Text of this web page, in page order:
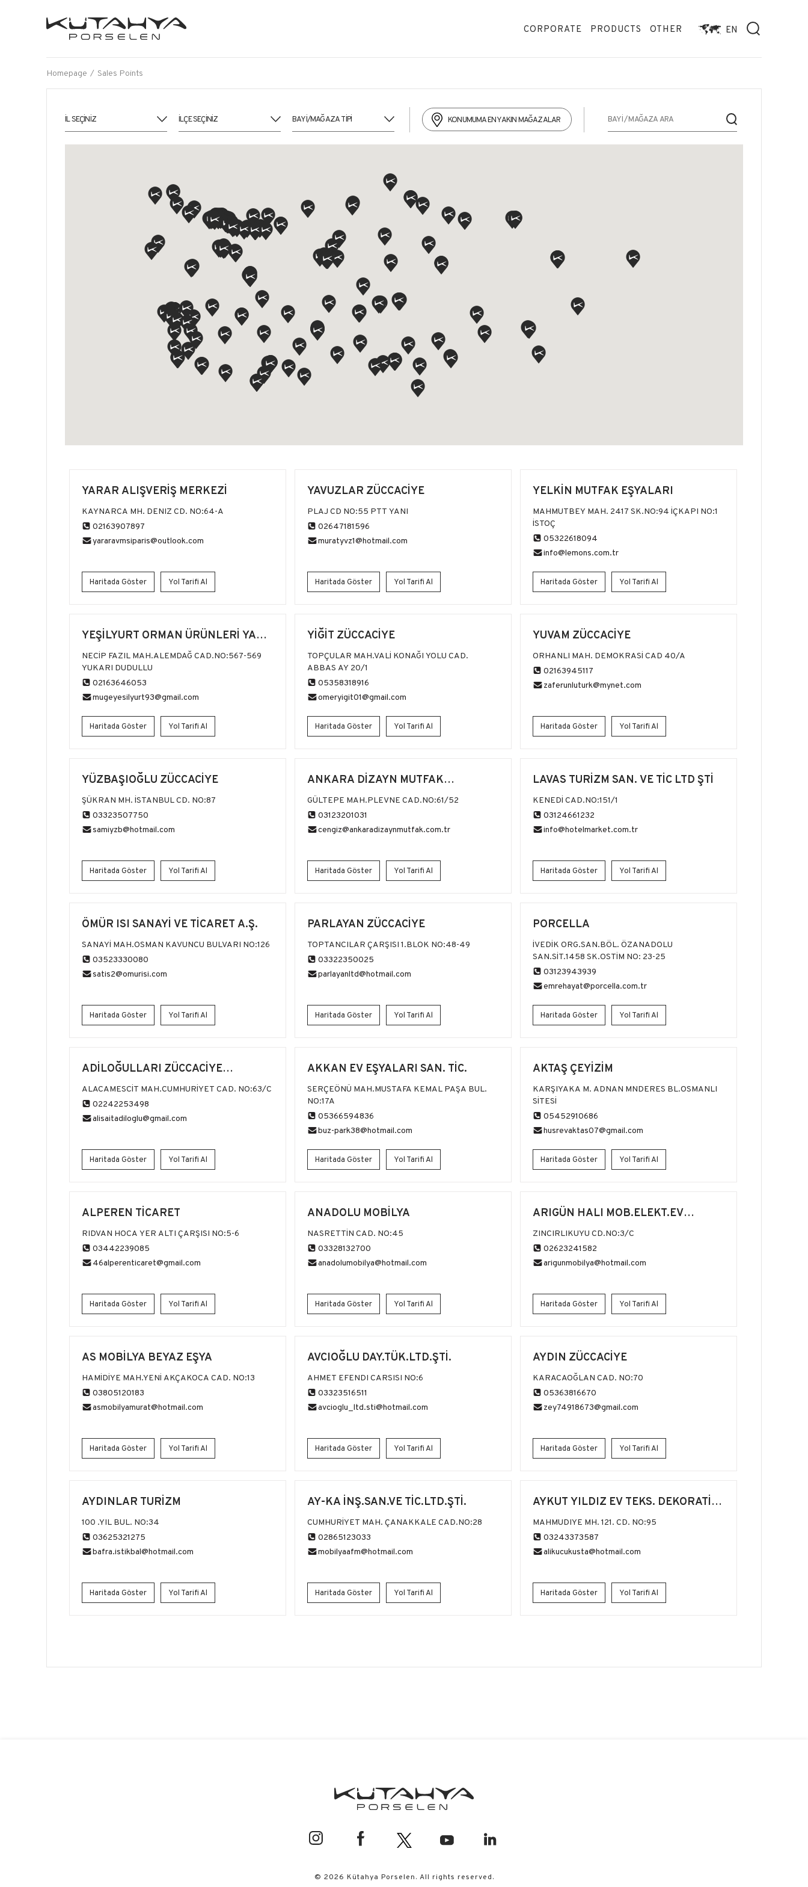
CORPORATE PRODUCTS OTHER EN
Homepage Sales Points
KONUMUMA EN YAKIN MAĞAZALAR
YARAR ALIŞVERİŞ MERKEZİ
KAYNARCA MH. DENIZ CD. NO:64-A
02163907897
yararavmsiparis@outlook.com
Haritada Göster Yol Tarifi Al
YAVUZLAR ZÜCCACİYE
PLAJ CD NO:55 PTT YANI
02647181596
muratyvz1@hotmail.com
Haritada Göster Yol Tarifi Al
YELKİN MUTFAK EŞYALARI
MAHMUTBEY MAH. 2417 SK.NO:94 İÇKAPI NO:1
İSTOÇ
05322618094
info@lemons.com.tr
Haritada Göster Yol Tarifi Al
YEŞİLYURT ORMAN ÜRÜNLERİ YAPI
MALZ.
NECİP FAZIL MAH.ALEMDAĞ CAD.NO:567-569
YUKARI DUDULLU
02163646053
mugeyesilyurt93@gmail.com
Haritada Göster Yol Tarifi Al
YİĞİT ZÜCCACİYE
TOPÇULAR MAH.VALİ KONAĞI YOLU CAD.
ABBAS AY 20/1
05358318916
omeryigit01@gmail.com
Haritada Göster Yol Tarifi Al
YUVAM ZÜCCACİYE
ORHANLI MAH. DEMOKRASİ CAD 40/A
02163945117
zaferunluturk@mynet.com
Haritada Göster Yol Tarifi Al
YÜZBAŞIOĞLU ZÜCCACİYE
ŞÜKRAN MH. İSTANBUL CD. NO:87
03323507750
samiyzb@hotmail.com
Haritada Göster Yol Tarifi Al
ANKARA DİZAYN MUTFAK
EKİPMANLARI
GÜLTEPE MAH.PLEVNE CAD.NO:61/52
03123201031
cengiz@ankaradizaynmutfak.com.tr
Haritada Göster Yol Tarifi Al
LAVAS TURİZM SAN. VE TİC LTD ŞTİ
KENEDİ CAD.NO:151/1
03124661232
info@hotelmarket.com.tr
Haritada Göster Yol Tarifi Al
ÖMÜR ISI SANAYİ VE TİCARET A.Ş.
SANAYİ MAH.OSMAN KAVUNCU BULVARI NO:126
03523330080
satis2@omurisi.com
Haritada Göster Yol Tarifi Al
PARLAYAN ZÜCCACİYE
TOPTANCILAR ÇARŞISI 1.BLOK NO:48-49
03322350025
parlayanltd@hotmail.com
Haritada Göster Yol Tarifi Al
PORCELLA
İVEDİK ORG.SAN.BÖL. ÖZANADOLU
SAN.SİT.1458 SK.OSTİM NO: 23-25
03123943939
emrehayat@porcella.com.tr
Haritada Göster Yol Tarifi Al
ADİLOĞULLARI ZÜCCACİYE
MAĞAZALARI
ALACAMESCİT MAH.CUMHURİYET CAD. NO:63/C
02242253498
alisaitadiloglu@gmail.com
Haritada Göster Yol Tarifi Al
AKKAN EV EŞYALARI SAN. TİC.
SERÇEÖNÜ MAH.MUSTAFA KEMAL PAŞA BUL.
NO:17A
05366594836
buz-park38@hotmail.com
Haritada Göster Yol Tarifi Al
AKTAŞ ÇEYİZİM
KARŞIYAKA M. ADNAN MNDERES BL.OSMANLI
SİTESİ
05452910686
husrevaktas07@gmail.com
Haritada Göster Yol Tarifi Al
ALPEREN TİCARET
RIDVAN HOCA YER ALTI ÇARŞISI NO:5-6
03442239085
46alperenticaret@gmail.com
Haritada Göster Yol Tarifi Al
ANADOLU MOBİLYA
NASRETTİN CAD. NO:45
03328132700
anadolumobilya@hotmail.com
Haritada Göster Yol Tarifi Al
ARIGÜN HALI MOB.ELEKT.EV
ALETLERİ
ZINCIRLIKUYU CD.NO:3/C
02623241582
arigunmobilya@hotmail.com
Haritada Göster Yol Tarifi Al
AS MOBİLYA BEYAZ EŞYA
HAMİDİYE MAH.YENİ AKÇAKOCA CAD. NO:13
03805120183
asmobilyamurat@hotmail.com
Haritada Göster Yol Tarifi Al
AVCIOĞLU DAY.TÜK.LTD.ŞTİ.
AHMET EFENDI CARSISI NO:6
03323516511
avcioglu_ltd.sti@hotmail.com
Haritada Göster Yol Tarifi Al
AYDIN ZÜCCACİYE
KARACAOĞLAN CAD. NO:70
05363816670
zey74918673@gmail.com
Haritada Göster Yol Tarifi Al
AYDINLAR TURİZM
100 .YIL BUL. NO:34
03625321275
bafra.istikbal@hotmail.com
Haritada Göster Yol Tarifi Al
AY-KA İNŞ.SAN.VE TİC.LTD.ŞTİ.
CUMHURİYET MAH. ÇANAKKALE CAD.NO:28
02865123033
mobilyaafm@hotmail.com
Haritada Göster Yol Tarifi Al
AYKUT YILDIZ EV TEKS. DEKORATİF
ÜRÜNLER
MAHMUDIYE MH. 121. CD. NO:95
03243373587
alikucukusta@hotmail.com
Haritada Göster Yol Tarifi Al
© 2026 Kütahya Porselen. All rights reserved.